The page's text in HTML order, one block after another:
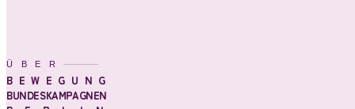
ÜBER
BEWEGUNG
BUNDESKAMPAGNEN